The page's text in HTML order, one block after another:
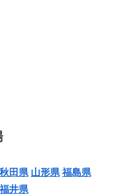
秋田県 山形県 福島県
福井県